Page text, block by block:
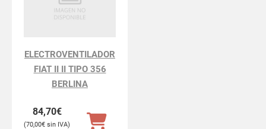
ELECTROVENTILADOR
FIAT II II TIPO 356
BERLINA
84,70€
70,00€